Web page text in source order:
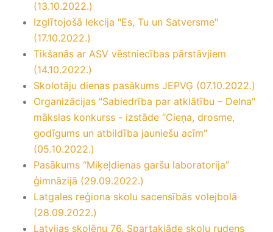
(13.10.2022.)
Izglītojošā lekcija "Es, Tu un Satversme"
(17.10.2022.)
Tikšanās ar ASV vēstniecības pārstāvjiem
(14.10.2022.)
Skolotāju dienas pasākums JEPVĢ (07.10.2022.)
Organizācijas "Sabiedrība par atklātību – Delna"
mākslas konkurss - izstāde “Cieņa, drosme,
godīgums un atbildība jauniešu acīm"
(05.10.2022.)
Pasākums “Miķeļdienas garšu laboratorija”
ģimnāzijā (29.09.2022.)
Latgales reģiona skolu sacensībās volejbolā
(28.09.2022.)
Latvijas skolēnu 76. Spartakiāde skolu rudens